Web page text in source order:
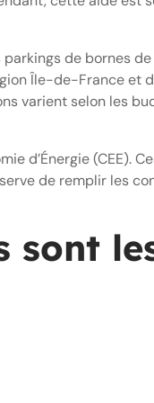
de bornes de
Île-de-France et
varient selon les
d’Énergie (CEE).
de remplir les
sont